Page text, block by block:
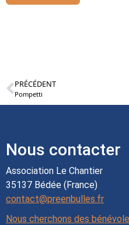
PRÉCÉDENT
Pompetti
Nous contacter
Association Le Chantier
35137 Bédée (France)
contact@preenbulles.fr
Nous cherchons des